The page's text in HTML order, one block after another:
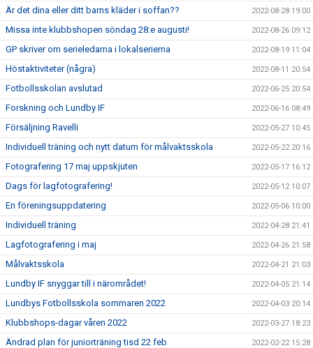
Är det dina eller ditt barns kläder i soffan?? 2022-08-28 19:00
Missa inte klubbshopen söndag 28:e augusti! 2022-08-26 09:12
GP skriver om serieledarna i lokalserierna 2022-08-19 11:04
Höstaktiviteter (några) 2022-08-11 20:54
Fotbollsskolan avslutad 2022-06-25 20:54
Forskning och Lundby IF 2022-06-16 08:49
Försäljning Ravelli 2022-05-27 10:45
Individuell träning och nytt datum för målvaktsskola 2022-05-22 20:16
Fotografering 17 maj uppskjuten 2022-05-17 16:12
Dags för lagfotografering! 2022-05-12 10:07
En föreningsuppdatering 2022-05-06 10:00
Individuell träning 2022-04-28 21:41
Lagfotografering i maj 2022-04-26 21:58
Målvaktsskola 2022-04-21 21:03
Lundby IF snyggar till i närområdet! 2022-04-05 21:14
Lundbys Fotbollsskola sommaren 2022 2022-04-03 20:14
Klubbshops-dagar våren 2022 2022-03-27 18:23
Ändrad plan för juniorträning tisd 22 feb 2022-02-22 15:28